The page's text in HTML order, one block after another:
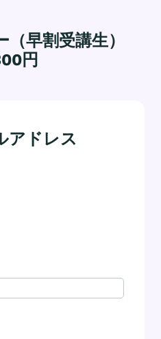
早割受講生）
円
アドレス